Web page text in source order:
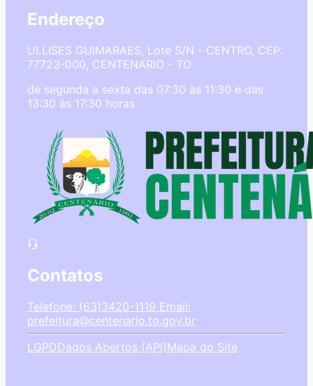
Endereço
ULLISES GUIMARAES, Lote S/N - CENTRO, CEP:
77723-000, CENTENARIO - TO
de segunda a sexta das 07:30 às 11:30 e das
13:30 às 17:30 horas
Contatos
Telefone: (63)3420-1119 Email:
prefeitura@centenario.to.gov.br
LGPDDados Abertos (API)Mapa do Site